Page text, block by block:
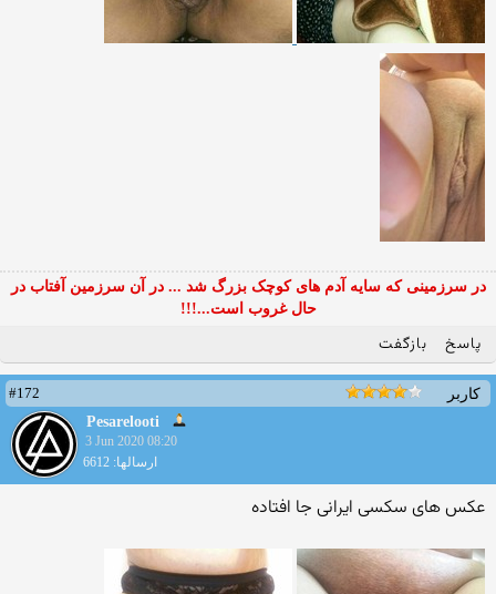
در سرزمینی که سایه آدم های کوچک بزرگ شد ... در آن سرزمین آفتاب در
حال غروب است...!!!
پاسخ بازگفت
کاربر
#172
Pesarelooti
3 Jun 2020 08:20
ارسالها: 6612
عکس های سکسی ایرانی جا افتاده